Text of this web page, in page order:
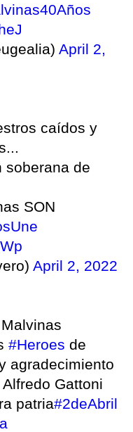
April 2,
caídos y
soberana de
SON
April 2, 2022
#Heroes de
agradecimiento
Gattoni
patria#2deAbril